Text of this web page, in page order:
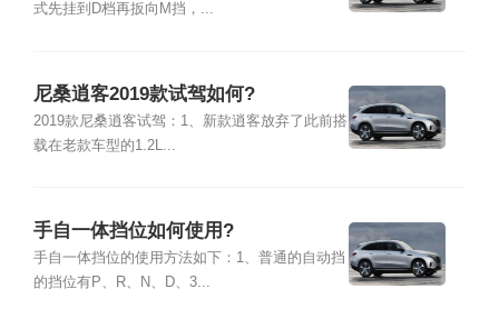
式先挂到D档再扳向M挡，...
尼桑逍客2019款试驾如何?
2019款尼桑逍客试驾：1、新款逍客放弃了此前搭
载在老款车型的1.2L...
手自一体挡位如何使用?
手自一体挡位的使用方法如下：1、普通的自动挡
的挡位有P、R、N、D、3...